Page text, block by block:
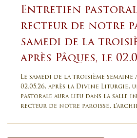
Entretien pastoral
recteur de notre
samedi de la
après Pâques, le
Le samedi de la troisième semaine
02.05.26, après la Divine Liturgie,
pastorale aura lieu dans la salle
recteur de notre paroisse,